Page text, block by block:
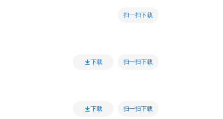
扫一扫下载
下载 扫一扫下载
下载 扫一扫下载